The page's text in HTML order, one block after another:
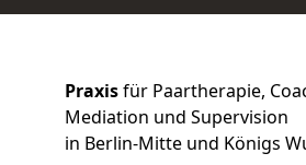
Praxisfür Paartherapie,
Mediation und Supervision
in Berlin-Mitte und Königs